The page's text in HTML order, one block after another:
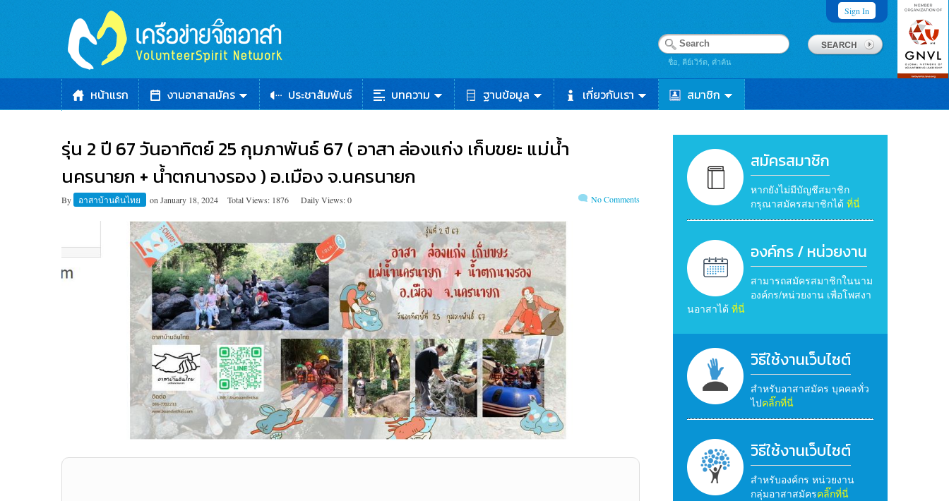
Sign In
ชื่อ, คีย์เวิร์ด, คำค้น
หน้าแรก งานอาสาสมัคร ประชาสัมพันธ์ บทความ ฐานข้อมูล เกี่ยวกับเรา สมาชิก
รุ่น 2 ปี 67 วันอาทิตย์ 25 กุมภาพันธ์ 67 ( อาสา ล่องแก่ง เก็บขยะ แม่น้ำ
นครนายก + น้ำตกนางรอง ) อ.เมือง จ.นครนายก
By อาสาบ้านดินไทย on January 18, 2024 Total Views: 1876 Daily Views: 0 No Comments
สมัครสมาชิก
หากยังไม่มีบัญชีสมาชิก
กรุณาสมัครสมาชิกได้ ที่นี่
องค์กร / หน่วยงาน
สามารถสมัครสมาชิกในนาม
องค์กร/หน่วยงาน เพื่อโพสงา
นอาสาได้ ที่นี่
วิธีใช้งานเว็บไซต์
สำหรับอาสาสมัคร บุคคลทั่ว
ไปคลิ๊กที่นี่
วิธีใช้งานเว็บไซต์
สำหรับองค์กร หน่วยงาน
กลุ่มอาสาสมัครคลิ๊กที่นี่